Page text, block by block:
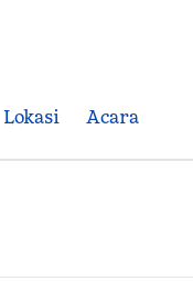
Lokasi Acara